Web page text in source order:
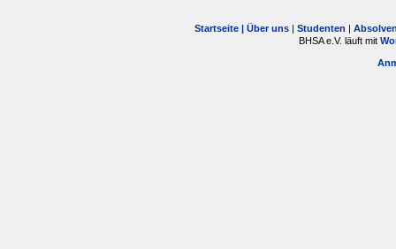
Startseite | Über uns| Studenten
BHSA e.V. läuft mit